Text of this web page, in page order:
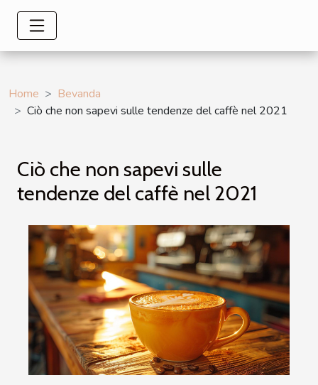
Home
Bevanda
Ciò che non sapevi sulle tendenze del caffè nel 2021
Ciò che non sapevi sulle
tendenze del caffè nel 2021